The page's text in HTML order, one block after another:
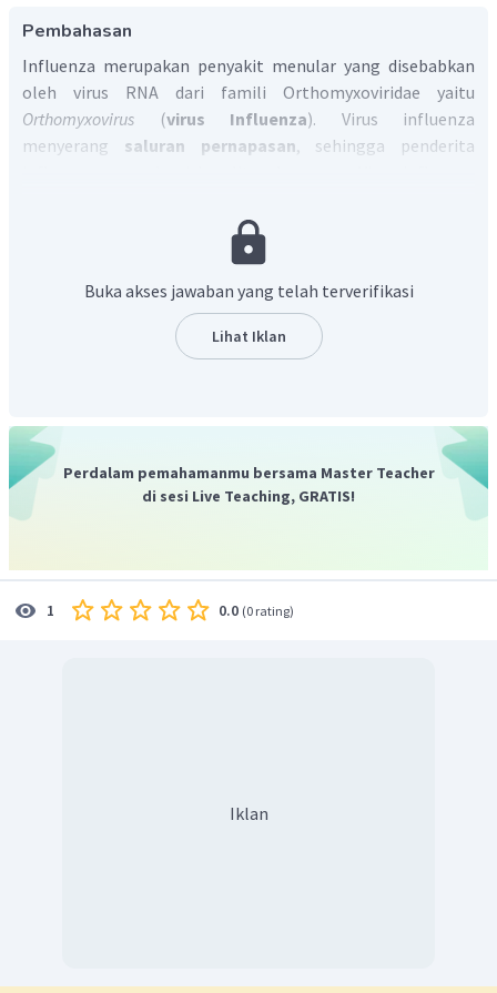
Pembahasan
Influenza merupakan penyakit menular yang disebabkan
oleh virus RNA dari famili Orthomyxoviridae yaitu
Orthomyxovirus
(virus Influenza). Virus influenza
menyerang saluran pernapasan , sehingga penderita
sehingga sampai saat ini belum ditemukan vaksin
pencegah virus influenza. Virus ini memasuki saluran
Dengan demikian, nama virus penyebab penyakit
Orthomyxovirus(virus Influenza).
Buka akses jawaban yang telah terverifikasi
Lihat Iklan
Perdalam pemahamanmu bersama Master Teacher
di sesi Live Teaching, GRATIS!
1 0.0 (0 rating)
Iklan